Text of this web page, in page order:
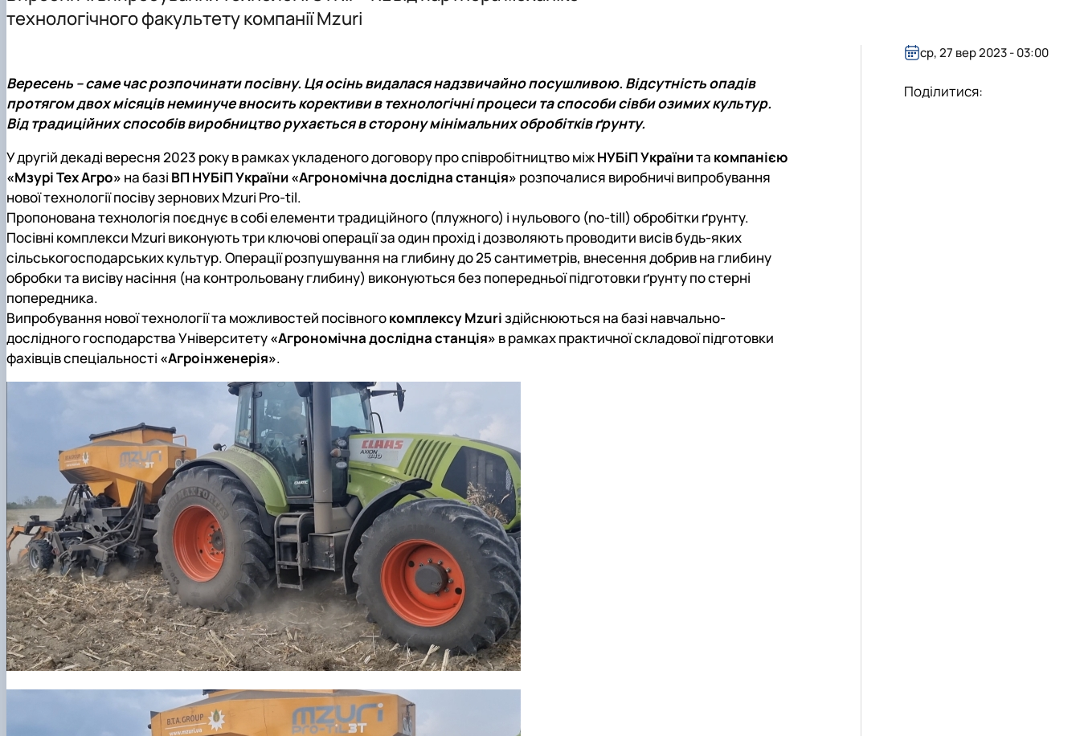
Теслюк Віктор Васильович
Мартишко Віктор Миколайович
Росамаха Юрій Олександрович
Деркач Олексій Павлович
Сівак Ігор Миколайович
Онищенко Борис Володимирович
Волянський Михайло Станіславович
Вечера Олег Миколайович
Карлаш Олександр Петрович
Гаркуша Наталія Миколаївна
Кіру Валентина Василівна
Ямков Олександр Володимирович
Білоконь Ольга Борисівна
Тихий Олександр Іванович
технологічного факультету компанії Mzuri
Вересень – саме час розпочинати посівну. Ця осінь видалася надзвичайно посушливою. Відсутність опадів
протягом двох місяців неминуче вносить корективи в технологічні процеси та способи сівби озимих культур.
Від традиційних способів виробництво рухається в сторону мінімальних обробітків ґрунту.
У другій декаді вересня 2023 року в рамках укладеного договору про співробітництво міжНУБіП Українита компанією
«Мзурі Тех Агро» на базі ВП НУБіП України «Агрономічна дослідна станція» розпочалися виробничі випробування
нової технології посіву зернових Mzuri Pro-til.
Пропонована технологія поєднує в собі елементи традиційного (плужного) і нульового (no-till) обробітки ґрунту.
Посівні комплекси Mzuri виконують три ключові операції за один прохід і дозволяють проводити висів будь-яких
сільськогосподарських культур. Операції розпушування на глибину до 25 сантиметрів, внесення добрив на глибину
обробки та висіву насіння (на контрольовану глибину) виконуються без попередньої підготовки ґрунту по стерні
попередника.
Випробування нової технології та можливостей посівногокомплексуMzuriздійснюються на базі навчально-
дослідного господарства Університету«Агрономічна дослідна станція» в рамках практичної складової підготовки
фахівцівспеціальності «Агроінженерія».
ср, 27 вер 2023 - 03:00
Поділитися: